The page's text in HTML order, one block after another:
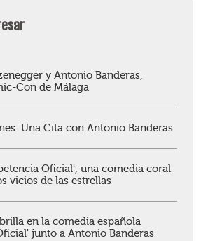
y Antonio Banderas,
Con de Málaga
Una Cita con Antonio Banderas
Oficial', una comedia coral
vicios de las estrellas
en la comedia española
junto a Antonio Banderas